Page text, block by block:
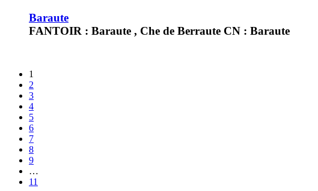
Baraute
FANTOIR : Baraute , Che de Berraute CN : Baraute
1
2
3
4
5
6
7
8
9
…
11